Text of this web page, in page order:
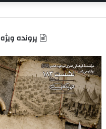
پرونده ویژه